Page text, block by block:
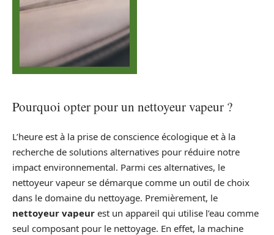
Pourquoi opter pour un nettoyeur vapeur ?
L’heure est à la prise de conscience écologique et à la
recherche de solutions alternatives pour réduire notre
impact environnemental. Parmi ces alternatives, le
nettoyeur vapeur se démarque comme un outil de choix
dans le domaine du nettoyage. Premièrement, le
nettoyeur vapeur est un appareil qui utilise l’eau comme
seul composant pour le nettoyage. En effet, la machine